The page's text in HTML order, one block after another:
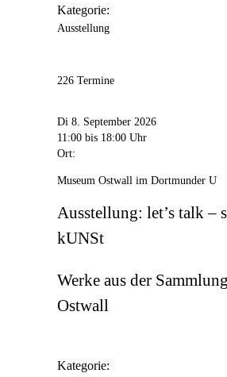
Kategorie:
Ausstellung
226 Termine
Di 8. September 2026
11:00 bis 18:00 Uhr
Ort:
Museum Ostwall im Dortmunder U
Ausstellung: let’s talk –
kUNSt
Werke aus der
Ostwall
Kategorie: